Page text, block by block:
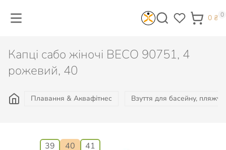
0 ₴ 0
Капці сабо жіночі BECO 90751, 4
рожевий, 40
Плавання & Аквафітнес Взуття для басейну, пляжу,
39 40 41